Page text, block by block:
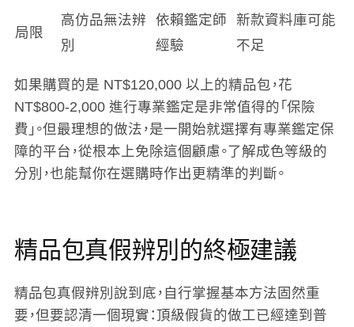
局限
高仿品無法辨
別
依賴鑑定師
經驗
新款資料庫可能
不足
如果購買的是 NT$120,000 以上的精品包，花
NT$800-2,000 進行專業鑑定是非常值得的「保險
費」。但最理想的做法，是一開始就選擇有專業鑑定保
障的平台，從根本上免除這個顧慮。了解成色等級的
分別，也能幫你在選購時作出更精準的判斷。
精品包真假辨別的終極建議
精品包真假辨別說到底，自行掌握基本方法固然重
要，但要認清一個現實：頂級假貨的做工已經達到普